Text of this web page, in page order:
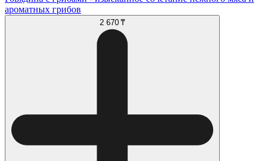
ароматных грибов
2 670 ₸